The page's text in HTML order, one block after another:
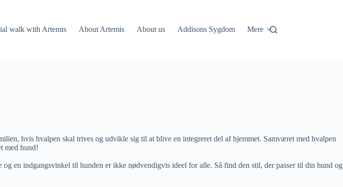
walk with Artemis About Artemis About us Addisons Sygdom Mere
hvis hvalpen skal trives og udvikle sig til at blive en integreret del af hjemmet. Samværet med hvalpen
med hund!
en indgangsvinkel til hunden er ikke nødvendigvis ideel for alle. Så find den stil, der passer til din hund og